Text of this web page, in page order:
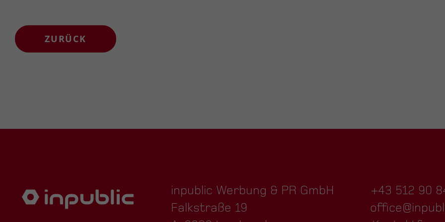
ZURÜCK
inpublic Werbung & PR GmbH
Falkstraße 19
+43 512 90